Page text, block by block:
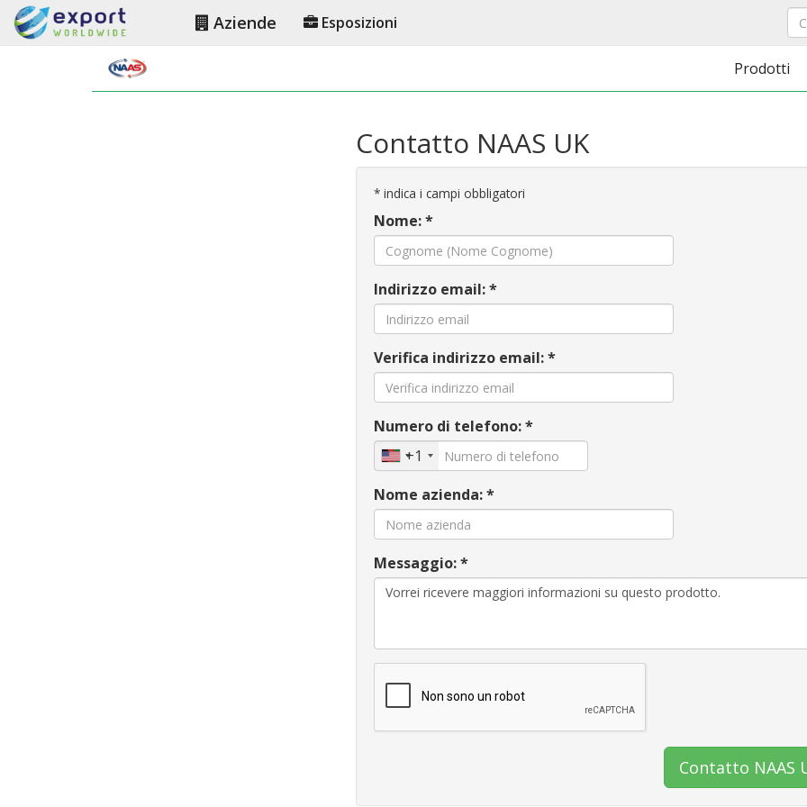
Aziende Esposizioni
Prodotti
Contatto NAAS UK
*indica i campi obbligatori
Nome: *
Indirizzo email: *
Verifica indirizzo email: *
Numero di telefono: *
+1
Nome azienda: *
Messaggio: *
Contatto NAAS